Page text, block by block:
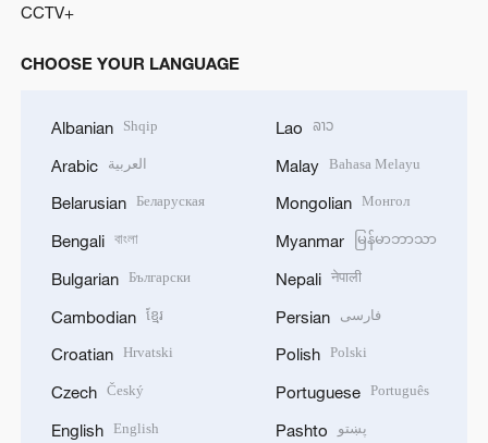
CCTV+
CHOOSE YOUR LANGUAGE
Albanian Shqip
Arabic العربية
Belarusian Беларуская
Bengali বাংলা
Bulgarian Български
Cambodian ខ្មែរ
Croatian Hrvatski
Czech Český
English English
Lao ລາວ
Malay Bahasa Melayu
Mongolian Монгол
Myanmar မြန်မာဘာသာ
Nepali नेपाली
Persian فارسی
Polish Polski
Portuguese Português
Pashto پښتو